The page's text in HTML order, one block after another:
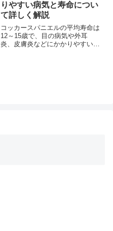
りやすい病気と寿命につい
て詳しく解説
コッカースパニエルの平均寿命は
12～15歳で、目の病気や外耳
炎、皮膚炎などにかかりやすい犬